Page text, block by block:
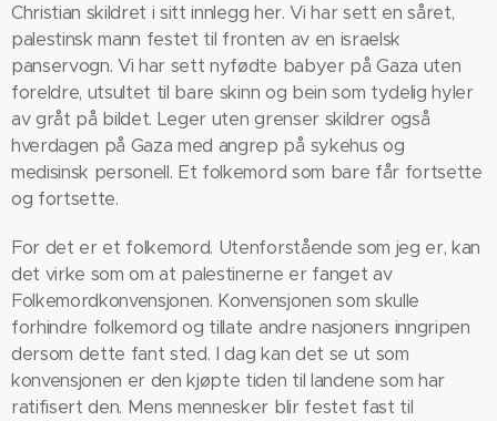
Christian skildret i sitt innlegg her. Vi har sett en såret,
palestinsk mann festet til fronten av en israelsk
panservogn. Vi har sett nyfødte babyer på Gaza uten
foreldre, utsultet til bare skinn og bein som tydelig hyler
av gråt på bildet. Leger uten grenser skildrer også
hverdagen på Gaza med angrep på sykehus og
medisinsk personell. Et folkemord som bare får fortsette
og fortsette.
For det er et folkemord. Utenforstående som jeg er, kan
det virke som om at palestinerne er fanget av
Folkemordkonvensjonen. Konvensjonen som skulle
forhindre folkemord og tillate andre nasjoners inngripen
dersom dette fant sted. I dag kan det se ut som
konvensjonen er den kjøpte tiden til landene som har
ratifisert den. Mens mennesker blir festet fast til